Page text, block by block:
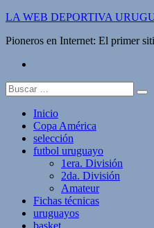
Saltar
contenido
LA WEB DEPORTIVA
Pioneros en Internet: El primer
Buscar:
Inicio
Copa América
selección
futbol uruguayo
1era. División
2da. División
Amateur
Fichas técnicas
uruguayos
basket